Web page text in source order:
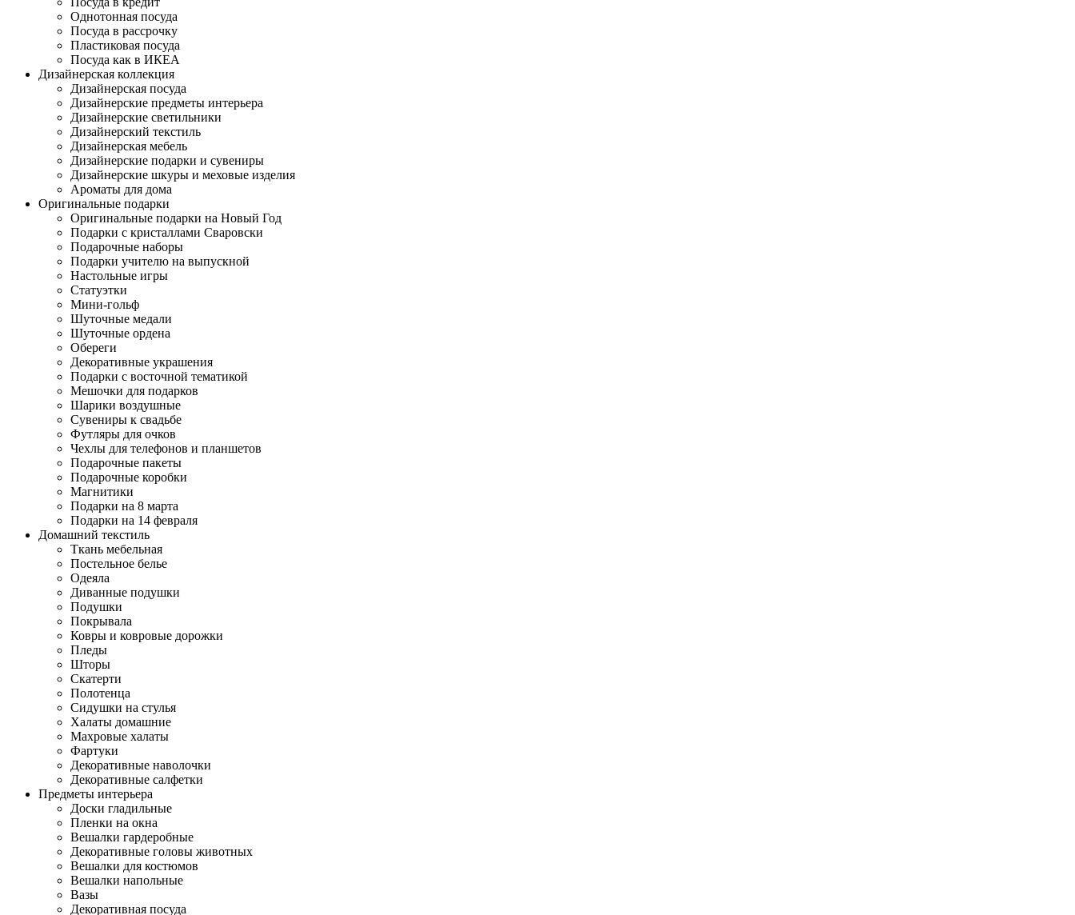
Однотонная посуда
Посуда в рассрочку
Пластиковая посуда
Посуда как в ИКЕА
Дизайнерская коллекция
Дизайнерская посуда
Дизайнерские предметы интерьера
Дизайнерские светильники
Дизайнерский текстиль
Дизайнерская мебель
Дизайнерские подарки и сувениры
Дизайнерские шкуры и меховые изделия
Ароматы для дома
Оригинальные подарки
Оригинальные подарки на Новый Год
Подарки с кристаллами Сваровски
Подарочные наборы
Подарки учителю на выпускной
Настольные игры
Статуэтки
Мини-гольф
Шуточные медали
Шуточные ордена
Обереги
Декоративные украшения
Подарки с восточной тематикой
Мешочки для подарков
Шарики воздушные
Сувениры к свадьбе
Футляры для очков
Чехлы для телефонов и планшетов
Подарочные пакеты
Подарочные коробки
Магнитики
Подарки на 8 марта
Подарки на 14 февраля
Домашний текстиль
Ткань мебельная
Постельное белье
Одеяла
Диванные подушки
Подушки
Покрывала
Ковры и ковровые дорожки
Пледы
Шторы
Скатерти
Полотенца
Сидушки на стулья
Халаты домашние
Махровые халаты
Фартуки
Декоративные наволочки
Декоративные салфетки
Предметы интерьера
Доски гладильные
Пленки на окна
Вешалки гардеробные
Декоративные головы животных
Вешалки для костюмов
Вешалки напольные
Вазы
Декоративная посуда